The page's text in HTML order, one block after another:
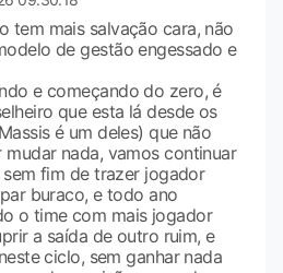
tem mais salvação cara, não
de gestão engessado e
e começando do zero, é
que esta lá desde os
é um deles) que não
mudar nada, vamos continuar
fim de trazer jogador
buraco, e todo ano
o time com mais jogador
a saída de outro ruim, e
ciclo, sem ganhar nada